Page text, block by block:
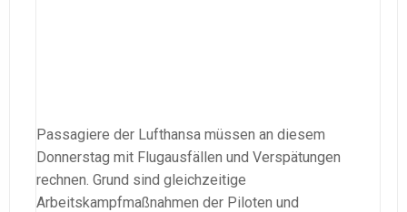
Passagiere der Lufthansa müssen an diesem
Donnerstag mit Flugausfällen und Verspätungen
rechnen. Grund sind gleichzeitige
Arbeitskampfmaßnahmen der Piloten und